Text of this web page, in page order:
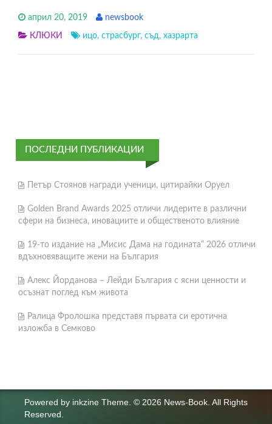
април 20, 2019 newsbook
КЛЮКИ ицо, страсбург, съд, хазрарта
ПОСЛЕДНИ ПУБЛИКАЦИИ
Петър Стоянов награди ученици, цитирайки Оруел
Golden Brand Awards 2025 отличи лидерите в различни
сфери на бизнеса, иновациите и общественото влияние
19-то издание на „Мисис Дама на годината“ 2026 отличи
вдъхновяващите жени на България
Алекс Йорданова – Лейди България с ясни ценности и
осъзнат поглед към живота
Ралица Фролошка представя първата си еротична
изложба в Семково
Powered by inkzine Theme © 2026 News-Book. All Rights
Reserved.